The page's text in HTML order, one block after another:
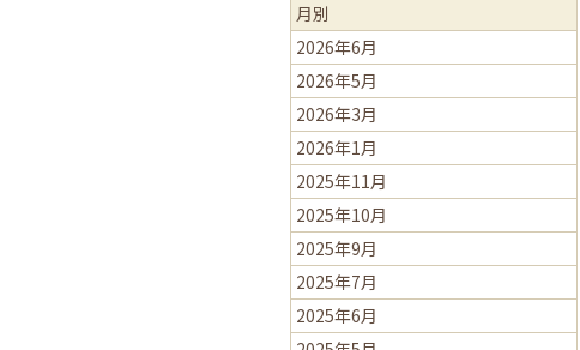
月別
2026年6月
2026年5月
2026年3月
2026年1月
2025年11月
2025年10月
2025年9月
2025年7月
2025年6月